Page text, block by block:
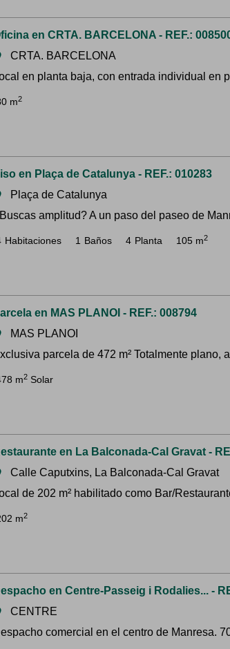
en CRTA. BARCELONA - REF.:
CRTA. BARCELONA
en planta baja, con entrada individual en
m2
en Plaça de Catalunya - REF.: 010283
Plaça de Catalunya
amplitud? A un paso del paseo de
Habitaciones 1 Baños 4 Planta 105 m2
en MAS PLANOI - REF.: 008794
MAS PLANOI
parcela de 472 m² Totalmente
m2 Solar
en La Balconada-Cal Gravat -
Calle Caputxins, La Balconada-Cal Gravat
de 202 m² habilitado como Bar/
m2
en Centre-Passeig i Rodalies... -
CENTRE
comercial en el centro de Manresa.